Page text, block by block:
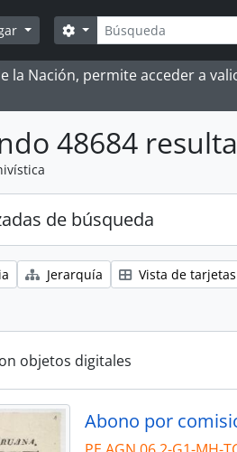
Búsqueda
Search options
la Nación, permite acceder a
48684
de búsqueda
Jerarquía Vista de tarjetas
objetos digitales
Abono por